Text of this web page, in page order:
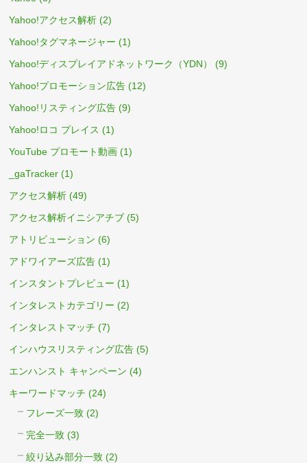
Yahoo!アクセス解析 (2)
Yahoo!タグマネージャー (1)
Yahoo!ディスプレイアドネットワーク（YDN）
(9)
Yahoo!プロモーション広告 (12)
Yahoo!リスティング広告 (9)
Yahoo!ロコ プレイス (1)
YouTube プロモート動画 (1)
_gaTracker (1)
アクセス解析 (49)
アクセス解析イニシアチブ (5)
アトリビューション (6)
アドワイアーズ広告 (1)
インスタントプレビュー (1)
インタレストカテゴリー (2)
インタレストマッチ (7)
インハウスリスティング広告 (5)
エンハンスト キャンペーン (4)
キーワードマッチ (24)
フレーズ一致 (2)
完全一致 (3)
絞り込み部分一致 (2)